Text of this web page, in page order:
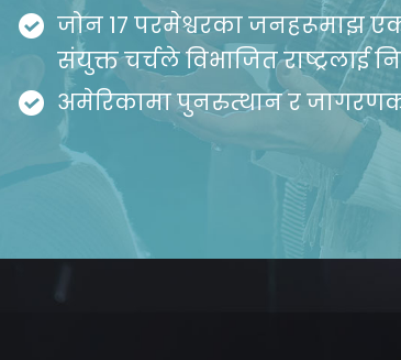
जोन 17 परमेश्वरका जनहरूमाझ
संयुक्त चर्चले विभाजित राष्ट्रलाई
अमेरिकामा पुनरुत्थान र